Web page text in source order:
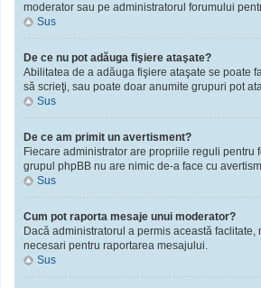
moderator sau pe administratorul forumului
Sus
De ce nu pot adăuga fişiere ataşate?
Abilitatea de a adăuga fişiere ataşate se poate
să scrieţi, sau poate doar anumite grupuri pot
Sus
De ce am primit un avertisment?
Fiecare administrator are propriile reguli
grupul phpBB nu are nimic de-a face cu
Sus
Cum pot raporta mesaje unui moderator?
Dacă administratorul a permis această
necesari pentru raportarea mesajului.
Sus